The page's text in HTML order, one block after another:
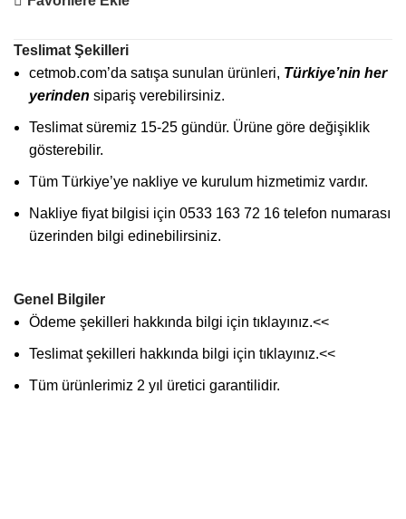
Teslimat Şekilleri
cetmob.com’da satışa sunulan ürünleri, Türkiye’nin her
yerinden sipariş verebilirsiniz.
Teslimat süremiz 15-25 gündür. Ürüne göre değişiklik
gösterebilir.
Tüm Türkiye’ye nakliye ve kurulum hizmetimiz vardır.
Nakliye fiyat bilgisi için 0533 163 72 16 telefon numarası
üzerinden bilgi edinebilirsiniz.
Genel Bilgiler
Ödeme şekilleri hakkında bilgi için tıklayınız.<<
Teslimat şekilleri hakkında bilgi için tıklayınız.<<
Tüm ürünlerimiz 2 yıl üretici garantilidir.